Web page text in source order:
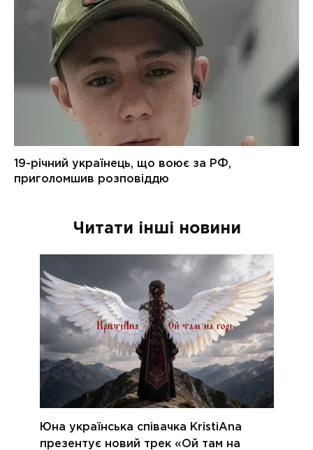
Читати інші новини
Юна українська співачка KristiAna
презентує новий трек «Ой там на